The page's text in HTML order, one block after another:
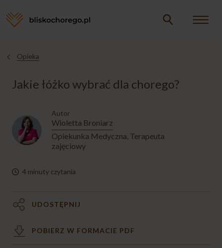
Opieka
CHORY W DOMU
Co oznacza zakończenie leczenia
przyczynowego?
Jak zorganizować opiekę nad chorym w
epidemiologiczne opiekuna i chorego?
Otoczenie i komfort chorego
tutaj
Opieka
Jakie łóżko wybrać dla chorego?
Autor
Wioletta Broniarz
Opiekunka Medyczna, Terapeuta
zajęciowy
4 minuty czytania
UDOSTĘPNIJ
POBIERZ W FORMACIE PDF